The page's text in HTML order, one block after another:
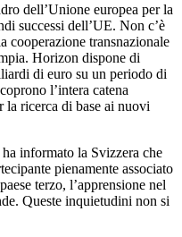
dell’Unione europea per la
successi dell’UE. Non c’è
cooperazione transnazionale
Horizon dispone di
di euro su un periodo di
l’intera catena
la ricerca di base ai nuovi
informato la Svizzera che
pienamente associato
terzo, l’apprensione nel
Queste inquietudini non si